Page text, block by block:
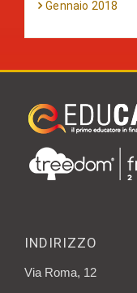
Gennaio 2018
INDIRIZZO
Via Roma, 12